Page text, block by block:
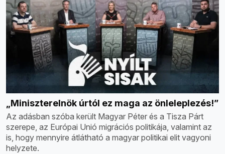
„Miniszterelnök úrtól ez maga az önleleplezés!”
Az adásban szóba került Magyar Péter és a Tisza Párt
szerepe, az Európai Unió migrációs politikája, valamint az
is, hogy mennyire átlátható a magyar politikai elit vagyoni
helyzete.